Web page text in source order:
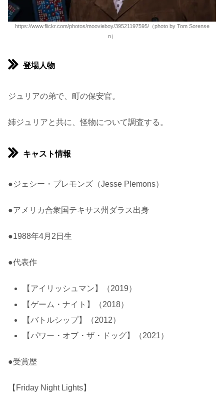
https://www.flickr.com/photos/moovieboy/39521197595/（photo by Tom Sorense
n）
登場人物
ジュリアの弟で、町の保安官。
姉ジュリアと共に、怪物について調査する。
キャスト情報
●ジェシー・プレモンズ（Jesse Plemons）
●アメリカ合衆国テキサス州ダラス出身
●1988年4月2日生
●代表作
【アイリッシュマン】（2019）
【ゲーム・ナイト】（2018）
【バトルシップ】（2012）
【パワー・オブ・ザ・ドッグ】（2021）
●受賞歴
【Friday Night Lights】